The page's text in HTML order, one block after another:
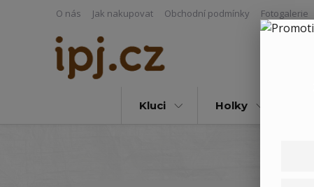
O nás Jak nakupovat Obchodní podmínky Fotogalerie
Kluci Holky